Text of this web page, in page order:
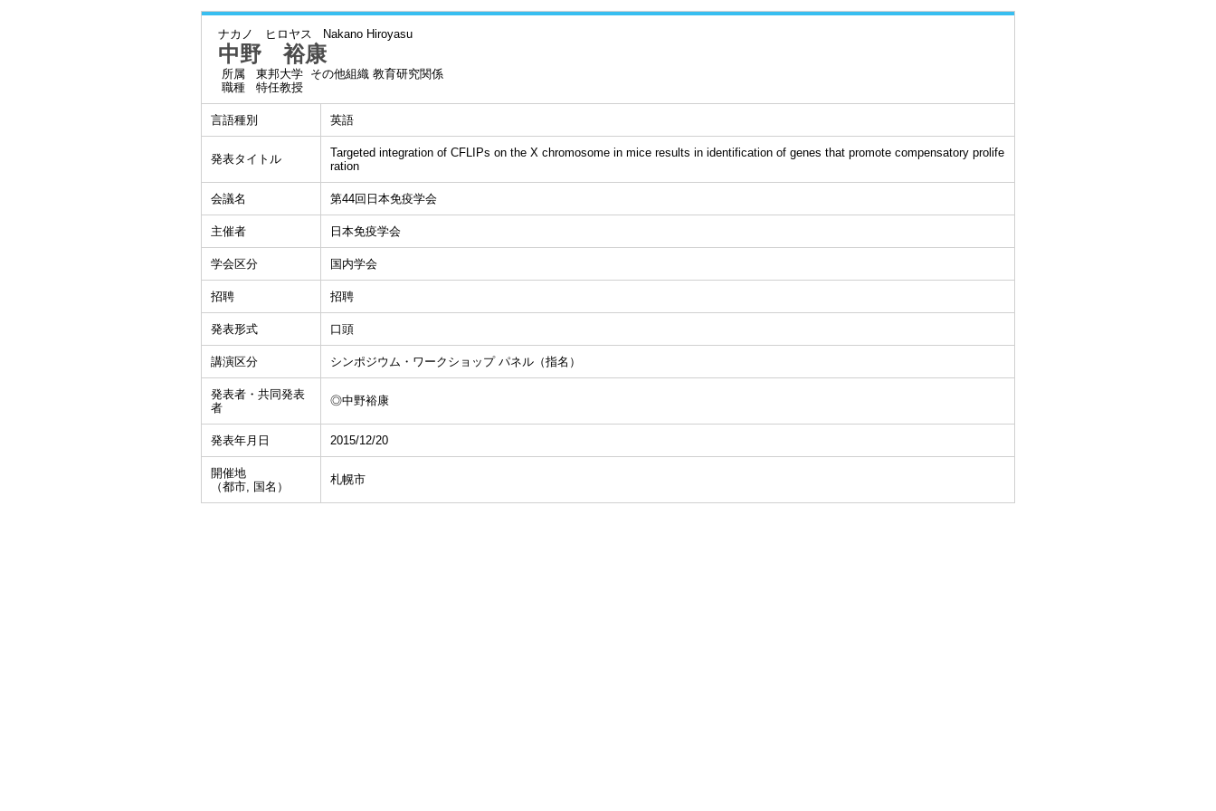
ナカノ ヒロヤス Nakano Hiroyasu
中野 裕康
所属
東邦大学 その他組織 教育研究関係
職種
特任教授
言語種別 英語
発表タイトル
Targeted integration of CFLIPs on the X chromosome in mice results in identification of genes that promote compensatory prolife
ration
会議名 第44回日本免疫学会
主催者 日本免疫学会
学会区分 国内学会
招聘 招聘
発表形式 口頭
講演区分 シンポジウム・ワークショップ パネル（指名）
発表者・共同発表
者
◎中野裕康
発表年月日 2015/12/20
開催地
（都市, 国名）
札幌市